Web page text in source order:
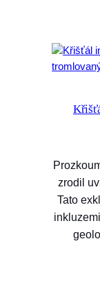
zrodil
Tato